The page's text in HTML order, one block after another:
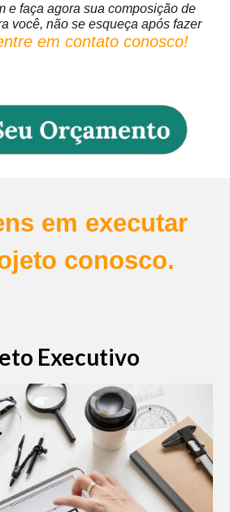
e faça agora sua composição de
você, não se esqueça após fazer
em contato conosco!
em executar
conosco.
Executivo